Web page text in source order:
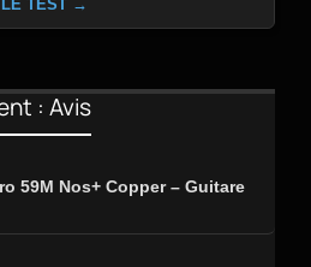
TEST →
: Avis
59M Nos+ Copper – Guitare